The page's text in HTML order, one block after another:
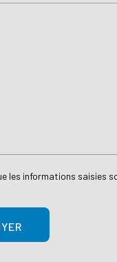
les informations saisies